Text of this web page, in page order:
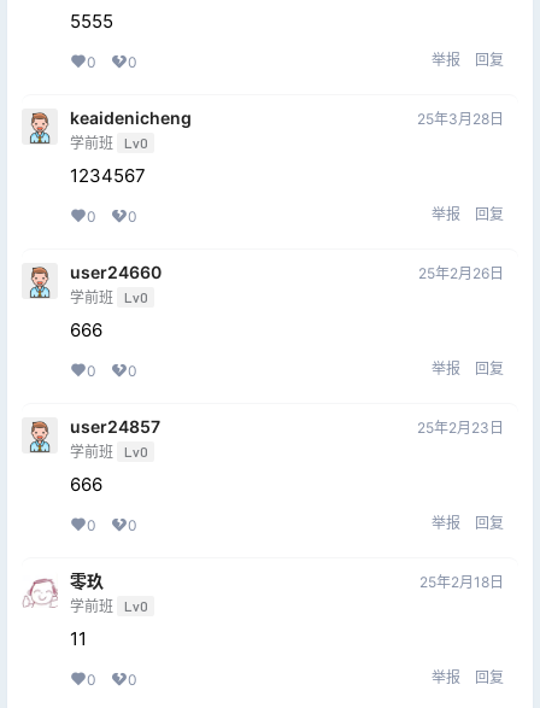
5555
0 0 举报 回复
keaidenicheng
学前班 Lv0
25年3月28日
1234567
0 0 举报 回复
user24660
学前班 Lv0
25年2月26日
666
0 0 举报 回复
user24857
学前班 Lv0
25年2月23日
666
0 0 举报 回复
零玖
学前班 Lv0
25年2月18日
11
0 0 举报 回复